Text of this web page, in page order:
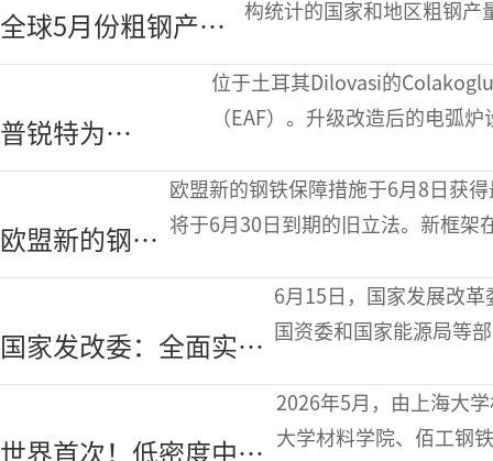
全球5月份粗钢产量
为1.579亿吨连续第
构统计的国家和地区粗钢产
普锐特为
Colakoglu
Metalurji升级电
弧炉
位于土耳其Dilovasi的
（EAF）。升级改造后的电弧
欧盟新的钢铁
保障措施获得
欧盟新的钢铁保障措施于6月8日获
将于6月30日到期的旧立法。新框架
国家发改委：全面实施
节能降碳改造，推动企
6月15日，国家发展改
国资委和国家能源局等
知》
世界首次！低密度中锰
2026年5月，由上海大
大学材料学院、佰工钢